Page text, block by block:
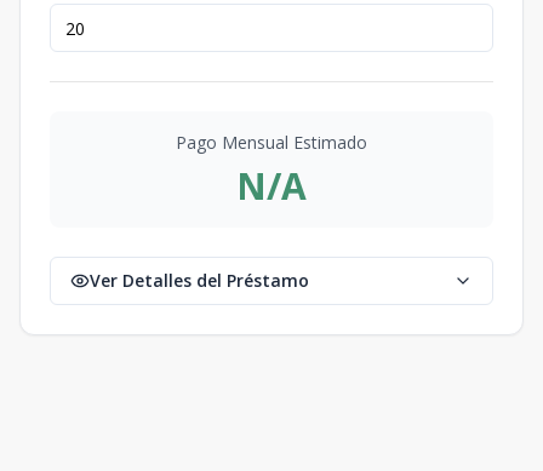
Pago Mensual Estimado
N/A
Ver Detalles del Préstamo